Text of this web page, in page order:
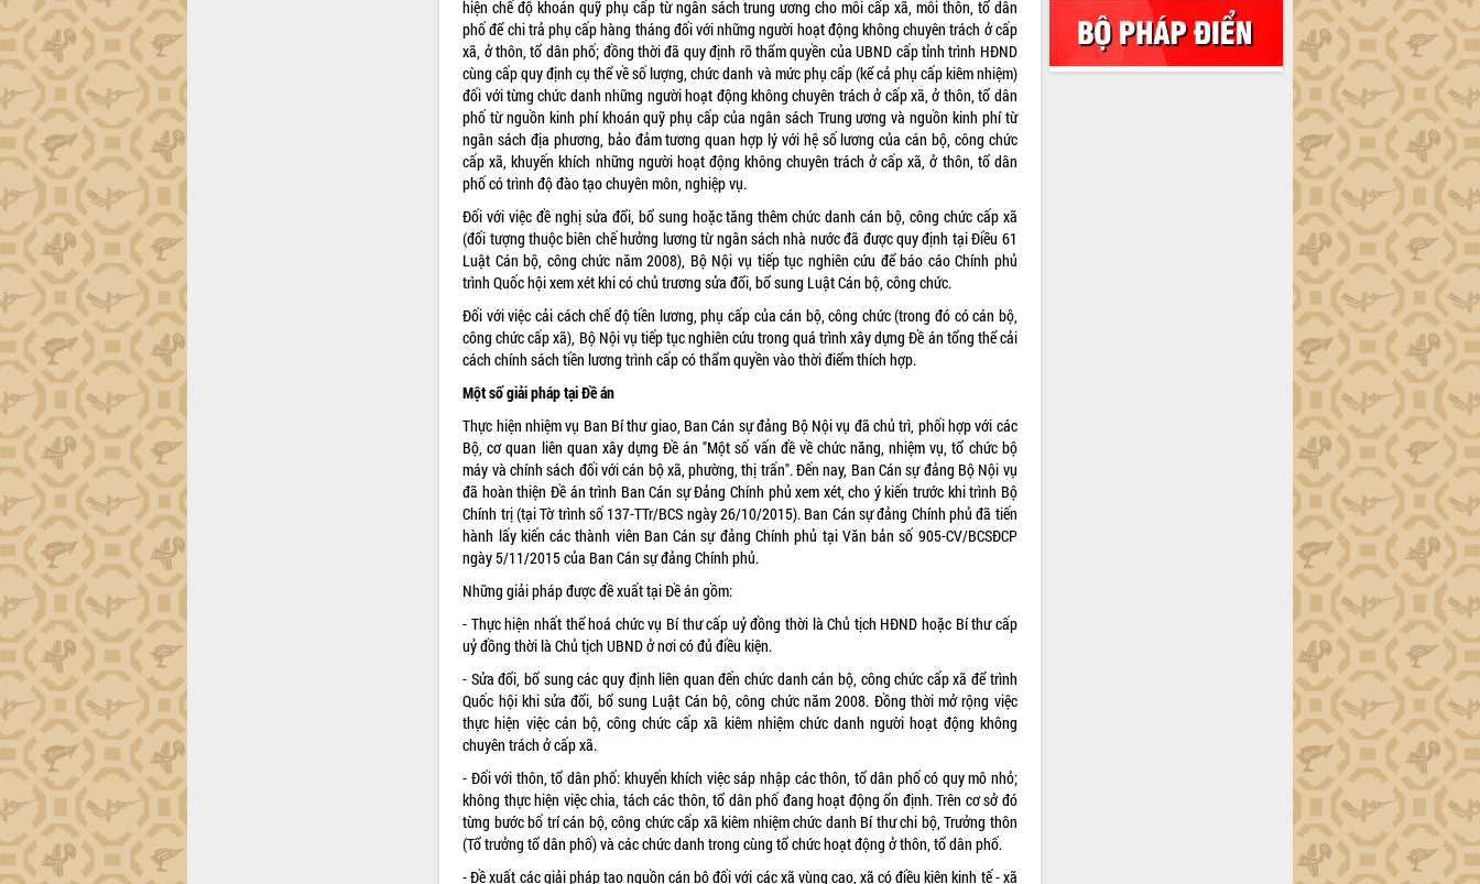
hiện chế độ khoán quỹ phụ cấp từ ngân sách trung ương cho mỗi cấp xã, mỗi thôn, tổ dân
phố để chi trả phụ cấp hàng tháng đối với những người hoạt động không chuyên trách ở cấp
xã, ở thôn, tổ dân phố; đồng thời đã quy định rõ thẩm quyền của UBND cấp tỉnh trình HĐND
cùng cấp quy định cụ thể về số lượng, chức danh và mức phụ cấp (kể cả phụ cấp kiêm nhiệm)
đối với từng chức danh những người hoạt động không chuyên trách ở cấp xã, ở thôn, tổ dân
phố từ nguồn kinh phí khoán quỹ phụ cấp của ngân sách Trung ương và nguồn kinh phí từ
ngân sách địa phương, bảo đảm tương quan hợp lý với hệ số lương của cán bộ, công chức
cấp xã, khuyến khích những người hoạt động không chuyên trách ở cấp xã, ở thôn, tổ dân
phố có trình độ đào tạo chuyên môn, nghiệp vụ.
Đối với việc đề nghị sửa đổi, bổ sung hoặc tăng thêm chức danh cán bộ, công chức cấp xã
(đối tượng thuộc biên chế hưởng lương từ ngân sách nhà nước đã được quy định tại Điều 61
Luật Cán bộ, công chức năm 2008), Bộ Nội vụ tiếp tục nghiên cứu để báo cáo Chính phủ
trình Quốc hội xem xét khi có chủ trương sửa đổi, bổ sung Luật Cán bộ, công chức.
Đối với việc cải cách chế độ tiền lương, phụ cấp của cán bộ, công chức (trong đó có cán bộ,
công chức cấp xã), Bộ Nội vụ tiếp tục nghiên cứu trong quá trình xây dựng Đề án tổng thể cải
cách chính sách tiền lương trình cấp có thẩm quyền vào thời điểm thích hợp.
Một số giải pháp tại Đề án
Thực hiện nhiệm vụ Ban Bí thư giao, Ban Cán sự đảng Bộ Nội vụ đã chủ trì, phối hợp với các
Bộ, cơ quan liên quan xây dựng Đề án "Một số vấn đề về chức năng, nhiệm vụ, tổ chức bộ
máy và chính sách đối với cán bộ xã, phường, thị trấn". Đến nay, Ban Cán sự đảng Bộ Nội vụ
đã hoàn thiện Đề án trình Ban Cán sự Đảng Chính phủ xem xét, cho ý kiến trước khi trình Bộ
Chính trị (tại Tờ trình số 137-TTr/BCS ngày 26/10/2015). Ban Cán sự đảng Chính phủ đã tiến
hành lấy kiến các thành viên Ban Cán sự đảng Chính phủ tại Văn bản số 905-CV/BCSĐCP
ngày 5/11/2015 của Ban Cán sự đảng Chính phủ.
Những giải pháp được đề xuất tại Đề án gồm:
- Thực hiện nhất thể hoá chức vụ Bí thư cấp uỷ đồng thời là Chủ tịch HĐND hoặc Bí thư cấp
uỷ đồng thời là Chủ tịch UBND ở nơi có đủ điều kiện.
- Sửa đổi, bổ sung các quy định liên quan đến chức danh cán bộ, công chức cấp xã để trình
Quốc hội khi sửa đổi, bổ sung Luật Cán bộ, công chức năm 2008. Đồng thời mở rộng việc
thực hiện việc cán bộ, công chức cấp xã kiêm nhiệm chức danh người hoạt động không
chuyên trách ở cấp xã.
- Đối với thôn, tổ dân phố: khuyến khích việc sáp nhập các thôn, tổ dân phố có quy mô nhỏ;
không thực hiện việc chia, tách các thôn, tổ dân phố đang hoạt động ổn định. Trên cơ sở đó
từng bước bố trí cán bộ, công chức cấp xã kiêm nhiệm chức danh Bí thư chi bộ, Trưởng thôn
(Tổ trưởng tổ dân phố) và các chức danh trong cùng tổ chức hoạt động ở thôn, tổ dân phố.
- Đề xuất các giải pháp tạo nguồn cán bộ đối với các xã vùng cao, xã có điều kiện kinh tế - xã